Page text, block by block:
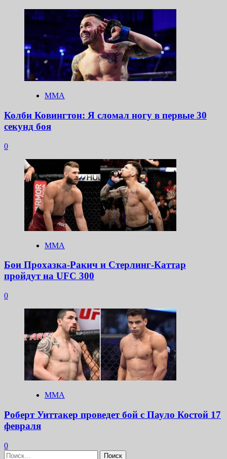
ММА
Колби Ковингтон: Я сломал ногу в первые 30
секунд боя
0
ММА
Бои Прохазка-Ракич и Стерлинг-Каттар
пройдут на UFC 300
0
ММА
Роберт Уиттакер проведет бой с Пауло Костой 17
февраля
0
Найти: